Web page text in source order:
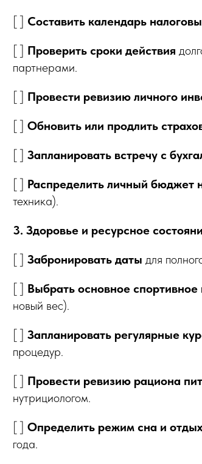
[ ] Составить календарь
[ ] Проверить сроки действия
партнерами.
[ ] Провести ревизию личного
[ ] Обновить или продлить
[ ] Запланировать встречу с
[ ] Распределить личный бюджет
техника).
3. Здоровье и ресурсное
[ ] Забронировать даты для
[ ] Выбрать основное
новый вес).
[ ] Запланировать регулярные
процедур.
[ ] Провести ревизию рациона
нутрициологом.
[ ] Определить режим сна и
года.